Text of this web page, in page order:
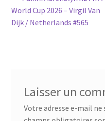
deprécédent :
World Cup 2026 – Virgil Van
Dijk / Netherlands #565
Laisser un
Votre adresse e-mail ne